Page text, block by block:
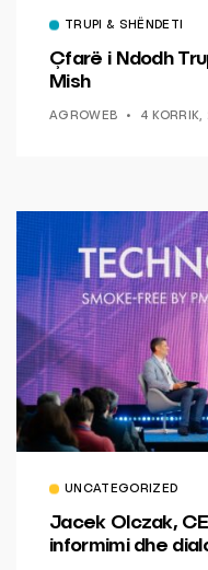
TRUPI & SHËNDETI
Çfarë i Ndodh
Mish
AGROWEB 4 KORRIK,
UNCATEGORIZED
Jacek Olczak,
informimi dhe